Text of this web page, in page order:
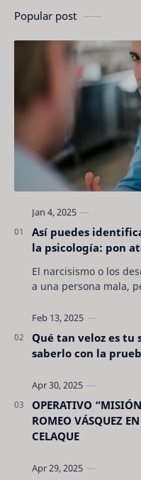
Popular post
Así puedes
la psicología: pon
El narcisismo o los
a una persona mala,
Qué tan veloz es tu
saberlo con la
OPERATIVO
ROMEO VÁSQUEZ
CELAQUE